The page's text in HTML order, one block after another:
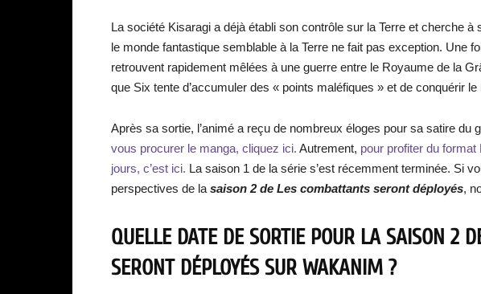
La société Kisaragi a déjà établi son contrôle sur la Terre et cherche à
le monde fantastique semblable à la Terre ne fait pas exception. Une
retrouvent rapidement mêlées à une guerre entre le Royaume de la
que Six tente d’accumuler des « points maléfiques » et de conquérir
Après sa sortie, l’animé a reçu de nombreux éloges pour sa satire du
vous procurer le manga, cliquez ici. Autrement, pour profiter du
jours, c’est ici. La saison 1 de la série s’est récemment terminée. Si
perspectives de la saison 2 de Les combattants seront déployés,
QUELLE DATE DE SORTIE POUR LA SAISON 2
SERONT DÉPLOYÉS SUR WAKANIM ?